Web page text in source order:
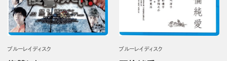
ブルーレイディスク ブルーレイディスク